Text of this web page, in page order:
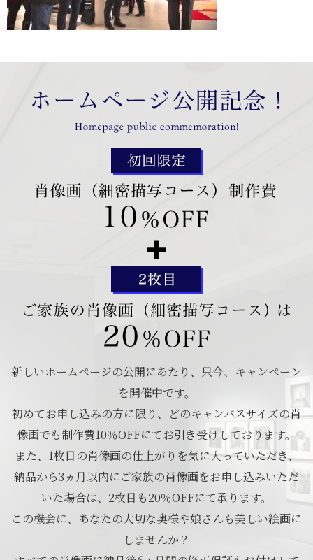
新しいホームページの公開にあたり、只今、キャンペーン
を開催中です。
初めてお申し込みの方に限り、どのキャンバスサイズの肖
像画でも制作費10％OFFにてお引き受けしております。
また、1枚目の肖像画の仕上がりを気に入っていただき、
納品から3ヵ月以内にご家族の肖像画をお申し込みいただ
いた場合は、2枚目も20％OFFにて承ります。
この機会に、あなたの大切な奥様や娘さんも美しい絵画に
しませんか？